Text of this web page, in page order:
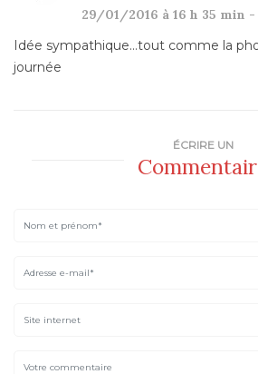
29/01/2016 à 16 h 35 min -
Idée sympathique…tout comme la
journée
ÉCRIRE UN